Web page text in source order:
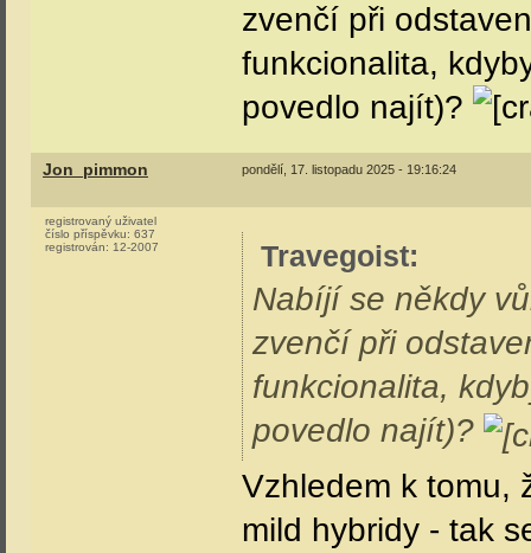
zvenčí při
funkcionalita,
povedlo najít)?
Jon_pimmon pondělí, 17. listopadu 2025 - 19:16:24
registrovaný uživatel
číslo příspěvku: 637
registrován: 12-2007 Travegoist:
Nabíjí se někdy
zvenčí při
funkcionalita,
povedlo najít)?
Vzhledem k tomu,
mild hybridy - tak